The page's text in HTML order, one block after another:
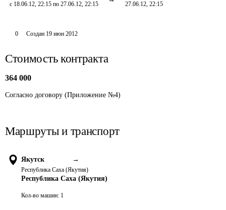
с 18.06.12, 22:15 по 27.06.12, 22:15
27.06.12, 22:15
0 Создан 19 июн 2012
Стоимость контракта
364 000
Согласно договору (Приложение №4)
Маршруты и транспорт
Якутск →
Республика Саха (Якутия)
Республика Саха (Якутия)
Кол-во машин: 1